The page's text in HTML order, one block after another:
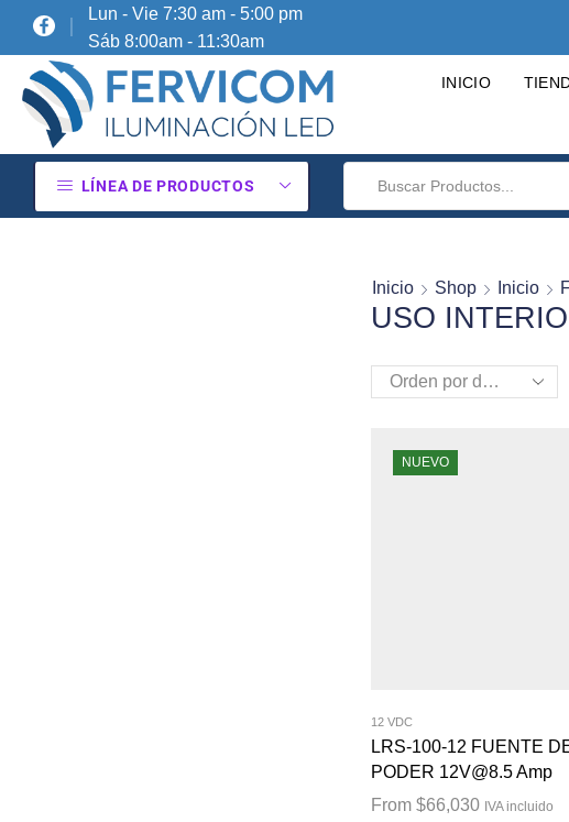
Lun - Vie 7:30 am - 5:00 pm
Sáb 8:00am - 11:30am
INICIO
LÍNEA DE PRODUCTOS
Inicio Shop Inicio
USO
NUEVO
12 VDC
LRS-100-12 FUENTE
PODER 12V@8.5 Amp
From$66,030 IVA incluido